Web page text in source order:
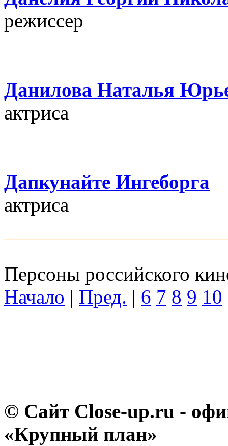
режисcер
Данилова Наталья
актриса
Дапкунайте Ингеборга
актриса
Персоны российского
Начало | Пред. | 6 7 8 9 10
© Сайт Close-up.ru -
«Крупный план»